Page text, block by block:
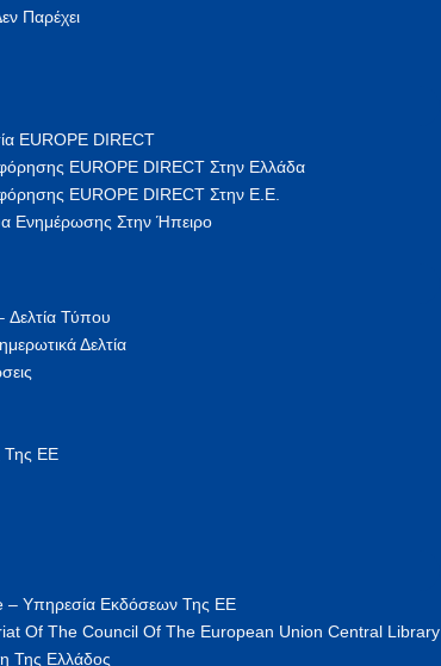
Παρέχει
EUROPE DIRECT
EUROPE DIRECT Στην Ελλάδα
EUROPE DIRECT Στην Ε.Ε.
Ενημέρωσης Στην Ήπειρο
Δελτία Τύπου
Δελτία
Της ΕΕ
– Υπηρεσία Εκδόσεων Της ΕΕ
Of The Council Of The European Union Central Library
Της Ελλάδος